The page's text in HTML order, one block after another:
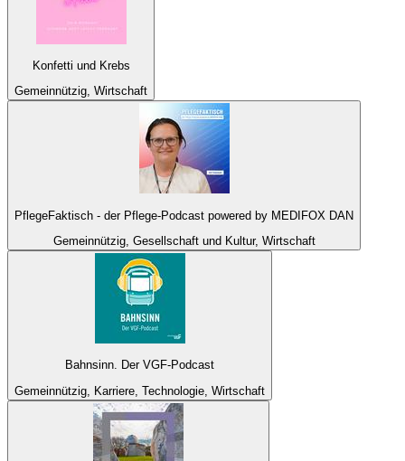
Konfetti und Krebs
Gemeinnützig, Wirtschaft
PflegeFaktisch - der Pflege-Podcast powered by MEDIFOX DAN
Gemeinnützig, Gesellschaft und Kultur, Wirtschaft
Bahnsinn. Der VGF-Podcast
Gemeinnützig, Karriere, Technologie, Wirtschaft